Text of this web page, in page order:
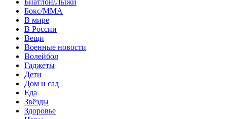
Бокс/MMA
В мире
В России
Вещи
Военные новости
Волейбол
Гаджеты
Дети
Дом и сад
Еда
Звёзды
Здоровье